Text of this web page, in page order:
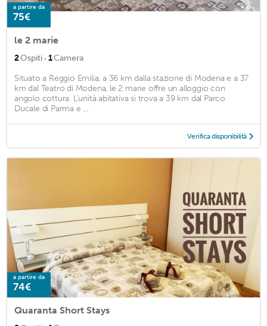
a partire da
75€
le 2 marie
2Ospiti · 1Camera
Situato a Reggio Emilia, a 36 km dalla stazione di Modena e a 37
km dal Teatro di Modena, le 2 marie offre un alloggio con
angolo cottura. L'unità abitativa si trova a 39 km dal Parco
Ducale di Parma e ...
Verifica disponibilità
a partire da
74€
Quaranta Short Stays